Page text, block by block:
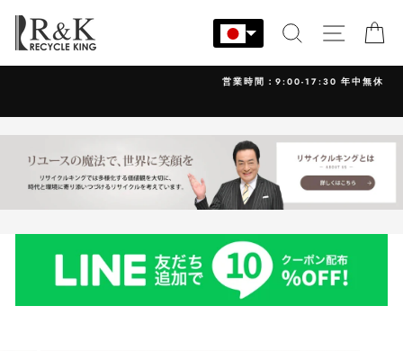
ン
す
検索 サイト
営業時間：9:00-17:30 年中無休